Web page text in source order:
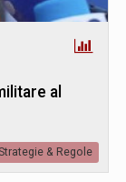
al
& Regole